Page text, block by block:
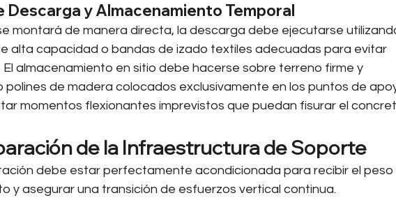
Descarga y Almacenamiento Temporal
montará de manera directa, la descarga debe ejecutarse
alta capacidad o bandas de izado textiles adecuadas para evitar
almacenamiento en sitio debe hacerse sobre terreno firme y
polines de madera colocados exclusivamente en los puntos de
momentos flexionantes imprevistos que puedan fisurar el
de la Infraestructura de Soporte
debe estar perfectamente acondicionada para recibir el peso
y asegurar una transición de esfuerzos vertical continua.